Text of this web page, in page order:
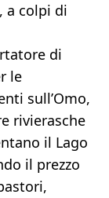
a colpi di
di
le
sull’Omo,
rivierasche
il Lago
il prezzo